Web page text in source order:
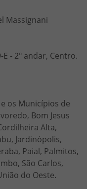
Massignani
- 2º andar, Centro.
os Municípios de
Bom Jesus
Alta,
Jardinópolis,
Paial, Palmitos,
São Carlos,
do Oeste.